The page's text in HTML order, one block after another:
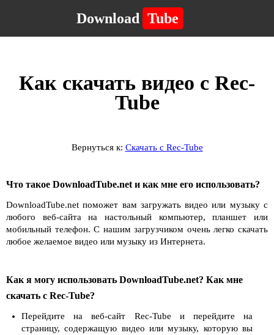
Download Tube
Как скачать видео с Rec-
Tube
Вернуться к: Скачать с Rec-Tube
Что такое DownloadTube.net и как мне его использовать?
DownloadTube.net поможет вам загружать видео или музыку с
любого веб-сайта на настольный компьютер, планшет или
мобильный телефон. С нашим загрузчиком очень легко скачать
любое желаемое видео или музыку из Интернета.
Как я могу использовать DownloadTube.net? Как мне
скачать с Rec-Tube?
Перейдите на веб-сайт Rec-Tube и перейдите на
страницу, содержащую видео или музыку, которую вы